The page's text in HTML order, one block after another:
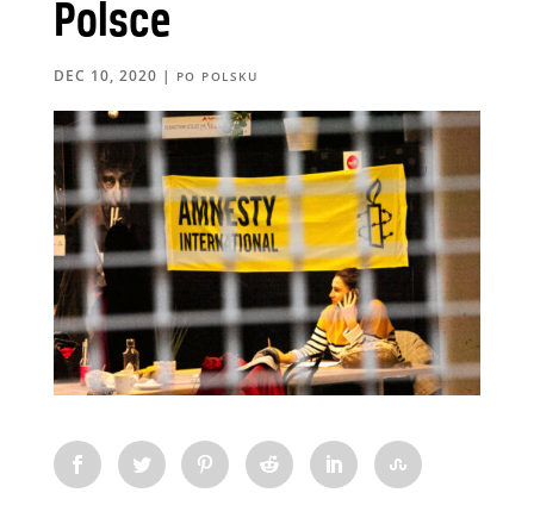
Polsce
DEC 10, 2020 | PO POLSKU